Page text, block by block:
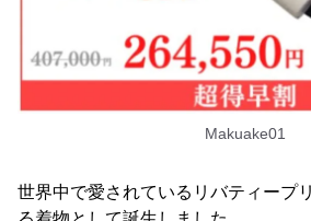
Makuake01
世界中で愛されているリバティープ